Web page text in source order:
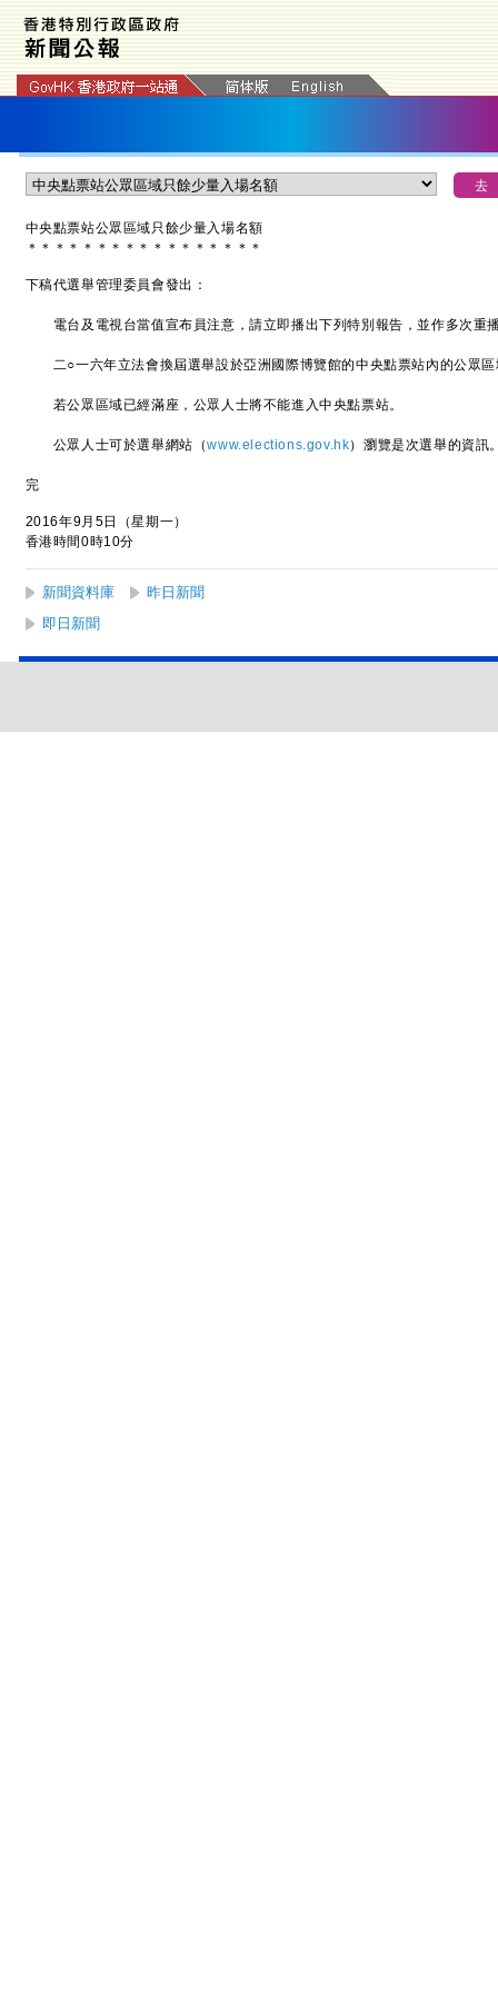
中央點票站公眾區域只餘少量入場名額
＊ ＊ ＊ ＊ ＊ ＊ ＊ ＊ ＊ ＊ ＊ ＊ ＊ ＊ ＊ ＊ ＊
下稿代選舉管理委員會發出：
電台及電視台當值宣布員注意，請立即播出下列特別報告，並作多次重
二○一六年立法會換屆選舉設於亞洲國際博覽館的中央點票站內的公眾區
若公眾區域已經滿座，公眾人士將不能進入中央點票站。
公眾人士可於選舉網站（www.elections.gov.hk）瀏覽是次選舉的資
完
2016年9月5日（星期一）
香港時間0時10分
新聞資料庫
昨日新聞
即日新聞